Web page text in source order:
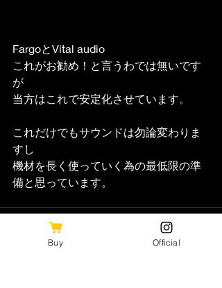
FargoとVital audio
これがお勧め！と言うわでは無いです
が
当方はこれで安定化させています。
これだけでもサウンドは勿論変わりま
すし
機材を長く使っていく為の最低限の準
備と思っています。
Buy Official